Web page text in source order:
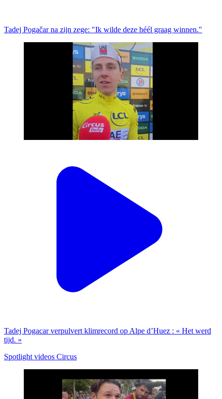
Tadej Pogačar na zijn zege: "Ik wilde deze héél graag winnen."
Tadej Pogacar verpulvert klimrecord op Alpe d’Huez : « Het werd
tijd. »
Spotlight videos Circus